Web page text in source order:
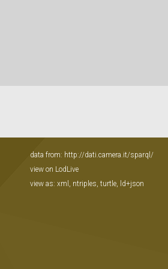
data from: http://dati.camera.it/sparql/
view on LodLive
view as: xml , ntriples, turtle, ld+json